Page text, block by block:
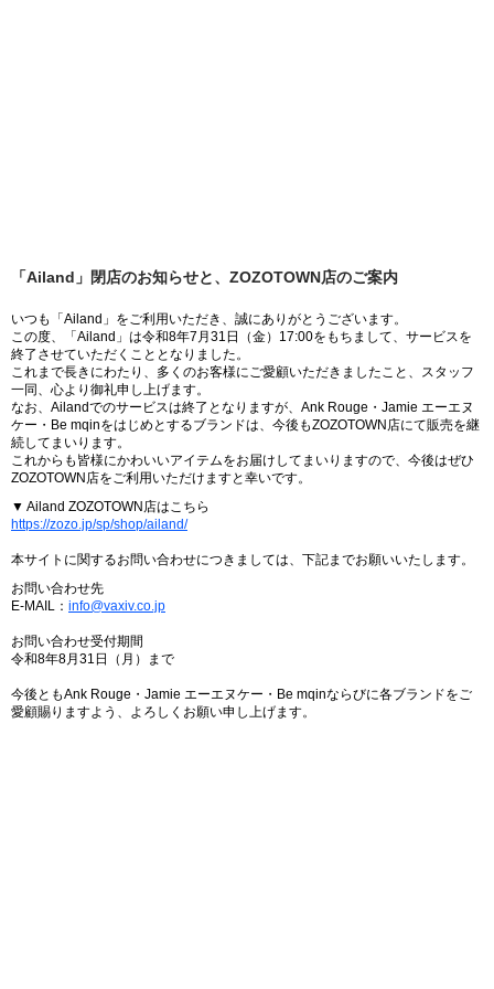
「Ailand」閉店のお知らせと、ZOZOTOWN店のご案内
いつも「Ailand」をご利用いただき、誠にありがとうございます。
この度、「Ailand」は令和8年7月31日（金）17:00をもちまして、サービスを
終了させていただくこととなりました。
これまで長きにわたり、多くのお客様にご愛顧いただきましたこと、スタッフ
一同、心より御礼申し上げます。
なお、Ailandでのサービスは終了となりますが、Ank Rouge・Jamie エーエヌ
ケー・Be mqinをはじめとするブランドは、今後もZOZOTOWN店にて販売を継
続してまいります。
これからも皆様にかわいいアイテムをお届けしてまいりますので、今後はぜひ
ZOZOTOWN店をご利用いただけますと幸いです。
▼ Ailand ZOZOTOWN店はこちら
https://zozo.jp/sp/shop/ailand/
本サイトに関するお問い合わせにつきましては、下記までお願いいたします。
お問い合わせ先
E-MAIL： info@vaxiv.co.jp
お問い合わせ受付期間
令和8年8月31日（月）まで
今後ともAnk Rouge・Jamie エーエヌケー・Be mqinならびに各ブランドをご
愛顧賜りますよう、よろしくお願い申し上げます。